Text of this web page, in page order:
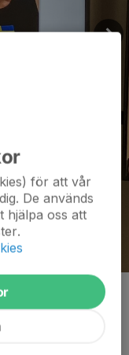
för att vår
De används
hjälpa oss att